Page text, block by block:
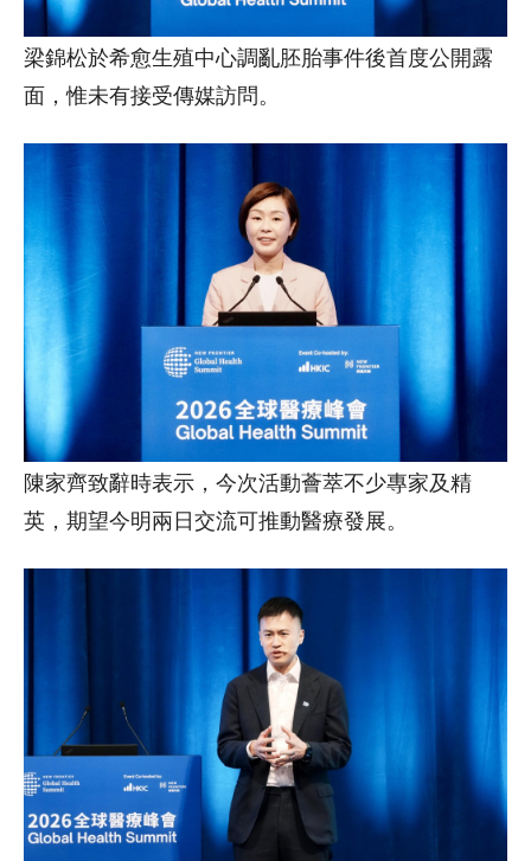
梁錦松於希愈生殖中心調亂胚胎事件後首度公開露
面，惟未有接受傳媒訪問。
陳家齊致辭時表示，今次活動薈萃不少專家及精
英，期望今明兩日交流可推動醫療發展。